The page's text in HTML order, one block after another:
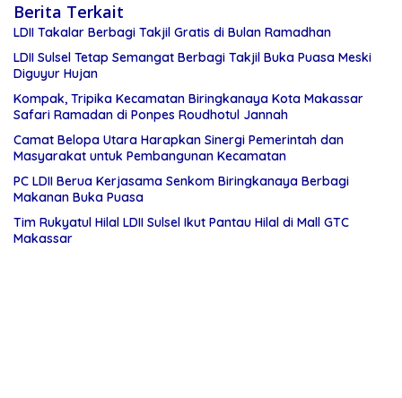
Berita Terkait
LDII Takalar Berbagi Takjil Gratis di Bulan Ramadhan
LDII Sulsel Tetap Semangat Berbagi Takjil Buka Puasa Meski
Diguyur Hujan
Kompak, Tripika Kecamatan Biringkanaya Kota Makassar
Safari Ramadan di Ponpes Roudhotul Jannah
Camat Belopa Utara Harapkan Sinergi Pemerintah dan
Masyarakat untuk Pembangunan Kecamatan
PC LDII Berua Kerjasama Senkom Biringkanaya Berbagi
Makanan Buka Puasa
Tim Rukyatul Hilal LDII Sulsel Ikut Pantau Hilal di Mall GTC
Makassar